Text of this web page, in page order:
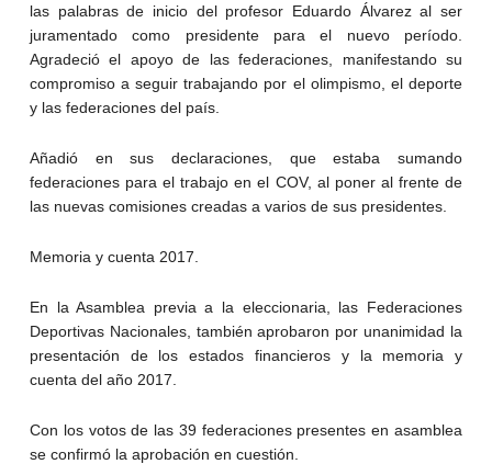
las palabras de inicio del profesor Eduardo Álvarez al ser
juramentado como presidente para el nuevo período.
Agradeció el apoyo de las federaciones, manifestando su
compromiso a seguir trabajando por el olimpismo, el deporte
y las federaciones del país.
Añadió en sus declaraciones, que estaba sumando
federaciones para el trabajo en el COV, al poner al frente de
las nuevas comisiones creadas a varios de sus presidentes.
Memoria y cuenta 2017.
En la Asamblea previa a la eleccionaria, las Federaciones
Deportivas Nacionales, también aprobaron por unanimidad la
presentación de los estados financieros y la memoria y
cuenta del año 2017.
Con los votos de las 39 federaciones presentes en asamblea
se confirmó la aprobación en cuestión.